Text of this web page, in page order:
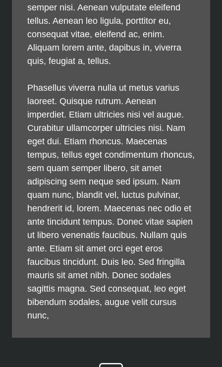
semper nisi. Aenean vulputate eleifend
tellus. Aenean leo ligula, porttitor eu,
consequat vitae, eleifend ac, enim.
Aliquam lorem ante, dapibus in, viverra
quis, feugiat a, tellus.
Phasellus viverra nulla ut metus varius
laoreet. Quisque rutrum. Aenean
imperdiet. Etiam ultricies nisi vel augue.
Curabitur ullamcorper ultricies nisi. Nam
eget dui. Etiam rhoncus. Maecenas
tempus, tellus eget condimentum rhoncus,
sem quam semper libero, sit amet
adipiscing sem neque sed ipsum. Nam
quam nunc, blandit vel, luctus pulvinar,
hendrerit id, lorem. Maecenas nec odio et
ante tincidunt tempus. Donec vitae sapien
ut libero venenatis faucibus. Nullam quis
ante. Etiam sit amet orci eget eros
faucibus tincidunt. Duis leo. Sed fringilla
mauris sit amet nibh. Donec sodales
sagittis magna. Sed consequat, leo eget
bibendum sodales, augue velit cursus
nunc,